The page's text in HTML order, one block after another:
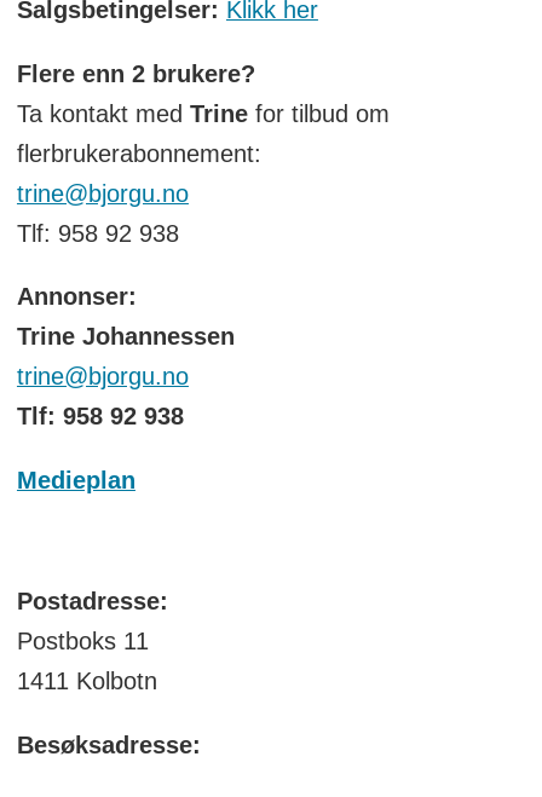
Salgsbetingelser: Klikk her
Flere enn 2 brukere?
Ta kontakt med Trinefor tilbud om
flerbrukerabonnement:
trine@bjorgu.no
Tlf: 958 92 938
Annonser:
Trine Johannessen
trine@bjorgu.no
Tlf: 958 92 938
Medieplan
Postadresse:
Postboks 11
1411 Kolbotn
Besøksadresse: